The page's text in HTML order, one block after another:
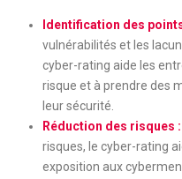
Identification des
vulnérabilités et les
cyber-rating aide les
risque et à prendre des
leur sécurité.
Réduction des risques :
risques, le cyber-rating
exposition aux